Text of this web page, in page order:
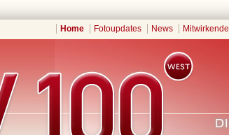
Home Fotoupdates News Mitwirkende